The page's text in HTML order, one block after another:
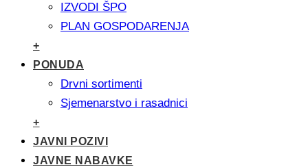
IZVODI ŠPO
PLAN GOSPODARENJA
+
PONUDA
Drvni sortimenti
Sjemenarstvo i rasadnici
+
JAVNI POZIVI
JAVNE NABAVKE